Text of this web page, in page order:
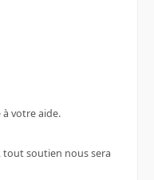
votre aide.
tout soutien nous sera